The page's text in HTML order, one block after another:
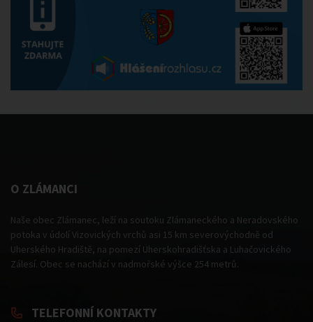
O ZLÁMANCI
Naše obec Zlámanec, leží na soutoku Zlámaneckého a Neradovského
potoka v údolí Vizovických vrchů asi 15 km severovýchodně od
Uherského Hradiště, na pomezí Uherskohradišťska a Luhačovického
Zálesí. Obec se nachází v nadmořské výšce 254 metrů.
TELEFONNÍ KONTAKTY